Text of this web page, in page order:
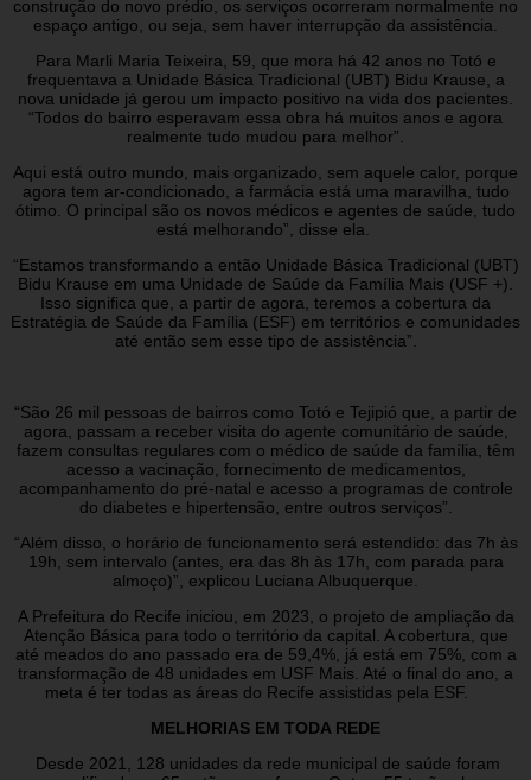
construção do novo prédio, os serviços ocorreram normalmente no
espaço antigo, ou seja, sem haver interrupção da assistência.
Para Marli Maria Teixeira, 59, que mora há 42 anos no Totó e
frequentava a Unidade Básica Tradicional (UBT) Bidu Krause, a
nova unidade já gerou um impacto positivo na vida dos pacientes.
“Todos do bairro esperavam essa obra há muitos anos e agora
realmente tudo mudou para melhor”.
Aqui está outro mundo, mais organizado, sem aquele calor, porque
agora tem ar-condicionado, a farmácia está uma maravilha, tudo
ótimo. O principal são os novos médicos e agentes de saúde, tudo
está melhorando”, disse ela.
“Estamos transformando a então Unidade Básica Tradicional (UBT)
Bidu Krause em uma Unidade de Saúde da Família Mais (USF +).
Isso significa que, a partir de agora, teremos a cobertura da
Estratégia de Saúde da Família (ESF) em territórios e comunidades
até então sem esse tipo de assistência”.
“São 26 mil pessoas de bairros como Totó e Tejipió que, a partir de
agora, passam a receber visita do agente comunitário de saúde,
fazem consultas regulares com o médico de saúde da família, têm
acesso a vacinação, fornecimento de medicamentos,
acompanhamento do pré-natal e acesso a programas de controle
do diabetes e hipertensão, entre outros serviços”.
“Além disso, o horário de funcionamento será estendido: das 7h às
19h, sem intervalo (antes, era das 8h às 17h, com parada para
almoço)”, explicou Luciana Albuquerque.
A Prefeitura do Recife iniciou, em 2023, o projeto de ampliação da
Atenção Básica para todo o território da capital. A cobertura, que
até meados do ano passado era de 59,4%, já está em 75%, com a
transformação de 48 unidades em USF Mais. Até o final do ano, a
meta é ter todas as áreas do Recife assistidas pela ESF.
MELHORIAS EM TODA REDE
Desde 2021, 128 unidades da rede municipal de saúde foram